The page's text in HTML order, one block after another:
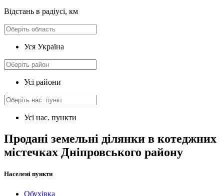
Відстань в радіусі, км
Уся Україна
Усі райони
Усі нас. пункти
Продані земельні ділянки в котеджних
містечках Дніпровського району
Населені пункти
Обухівка